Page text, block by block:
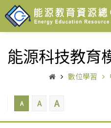
能源科技教育
數位學習
A A A